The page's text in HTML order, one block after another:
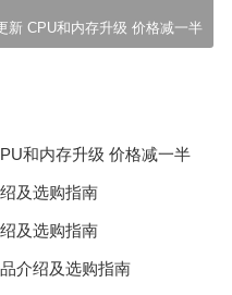
新 CPU和内存升级 价格减一半
和内存升级 价格减一半
及选购指南
及选购指南
介绍及选购指南